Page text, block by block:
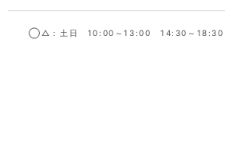
◯△：土日 10:00～13:00 14:30～18:30